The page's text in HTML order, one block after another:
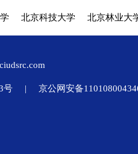
北京科技大学 北京林业大
号 | 京公网安备